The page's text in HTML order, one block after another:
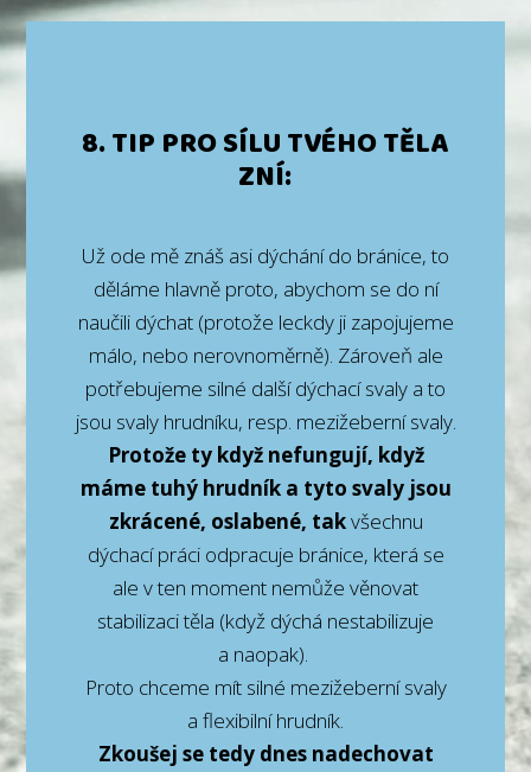
8. TIP PRO SÍLU TVÉHO TĚLA
ZNÍ:
Už ode mě znáš asi dýchání do bránice, to
děláme hlavně proto, abychom se do ní
naučili dýchat (protože leckdy ji zapojujeme
málo, nebo nerovnoměrně). Zároveň ale
potřebujeme silné další dýchací svaly a to
jsou svaly hrudníku, resp. mezižeberní svaly.
Protože ty když nefungují, když
máme tuhý hrudník a tyto svaly jsou
zkrácené, oslabené, takvšechnu
dýchací práci odpracuje bránice, která se
ale v ten moment nemůže věnovat
stabilizaci těla (když dýchá nestabilizuje
a naopak).
Proto chceme mít silné mezižeberní svaly
a flexibilní hrudník.
Zkoušej se tedy dnes nadechovat